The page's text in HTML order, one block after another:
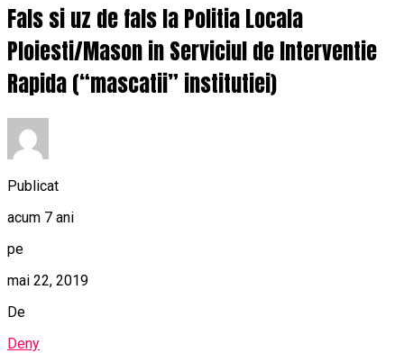
Fals si uz de fals la Politia Locala
Ploiesti/Mason in Serviciul de Interventie
Rapida (“mascatii” institutiei)
Publicat
acum 7 ani
pe
mai 22, 2019
De
Deny